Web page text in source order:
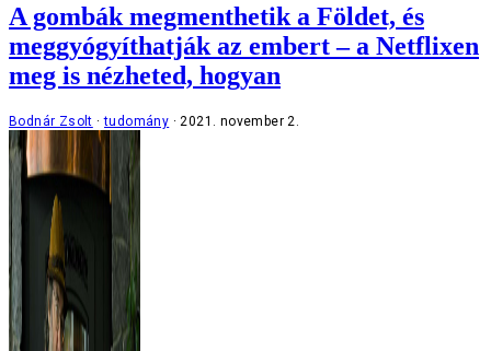
A gombák megmenthetik a Földet, és
meggyógyíthatják az embert – a Netflixen
meg is nézheted, hogyan
Bodnár Zsolt tudomány 2021. november 2.